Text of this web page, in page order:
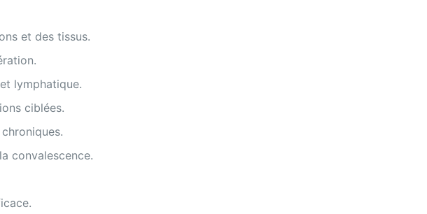
et des tissus.
lymphatique.
ciblées.
convalescence.